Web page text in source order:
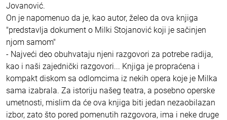
Jovanović.
On je napomenuo da je, kao autor, želeo da ova knjiga
"predstavlja dokument o Milki Stojanović koji je sačinjen
njom samom"
- Najveći deo obuhvataju njeni razgovori za potrebe radija,
kao i naši zajednički razgovori... Knjiga je propraćena i
kompakt diskom sa odlomcima iz nekih opera koje je Milka
sama izabrala. Za istoriju našeg teatra, a posebno operske
umetnosti, mislim da će ova knjiga biti jedan nezaobilazan
izbor, zato što pored pomenutih razgovora, ima i neke druge